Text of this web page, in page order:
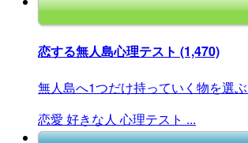
恋する無人島心理テスト (1,470)
無人島へ1つだけ持っていく物を選
恋愛 好きな人 心理テスト ...